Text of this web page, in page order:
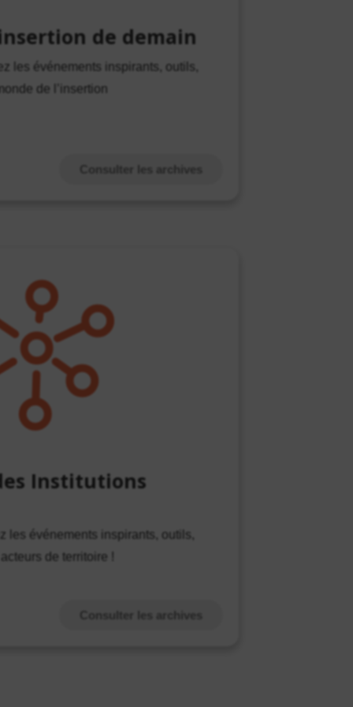
de demain
les événements inspirants, outils,
de l’insertion
Consulter les archives
Institutions
les événements inspirants, outils,
de territoire !
Consulter les archives